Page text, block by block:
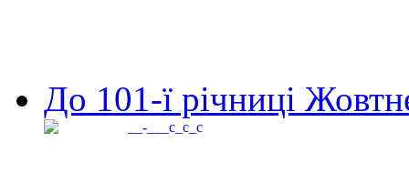
До 101-ї річниці